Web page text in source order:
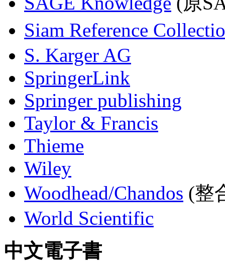
Siam Reference
S. Karger AG
SpringerLink
Springer publishing
Taylor & Francis
Thieme
Wiley
Woodhead/Chandos (整
World Scientific
中文電子書